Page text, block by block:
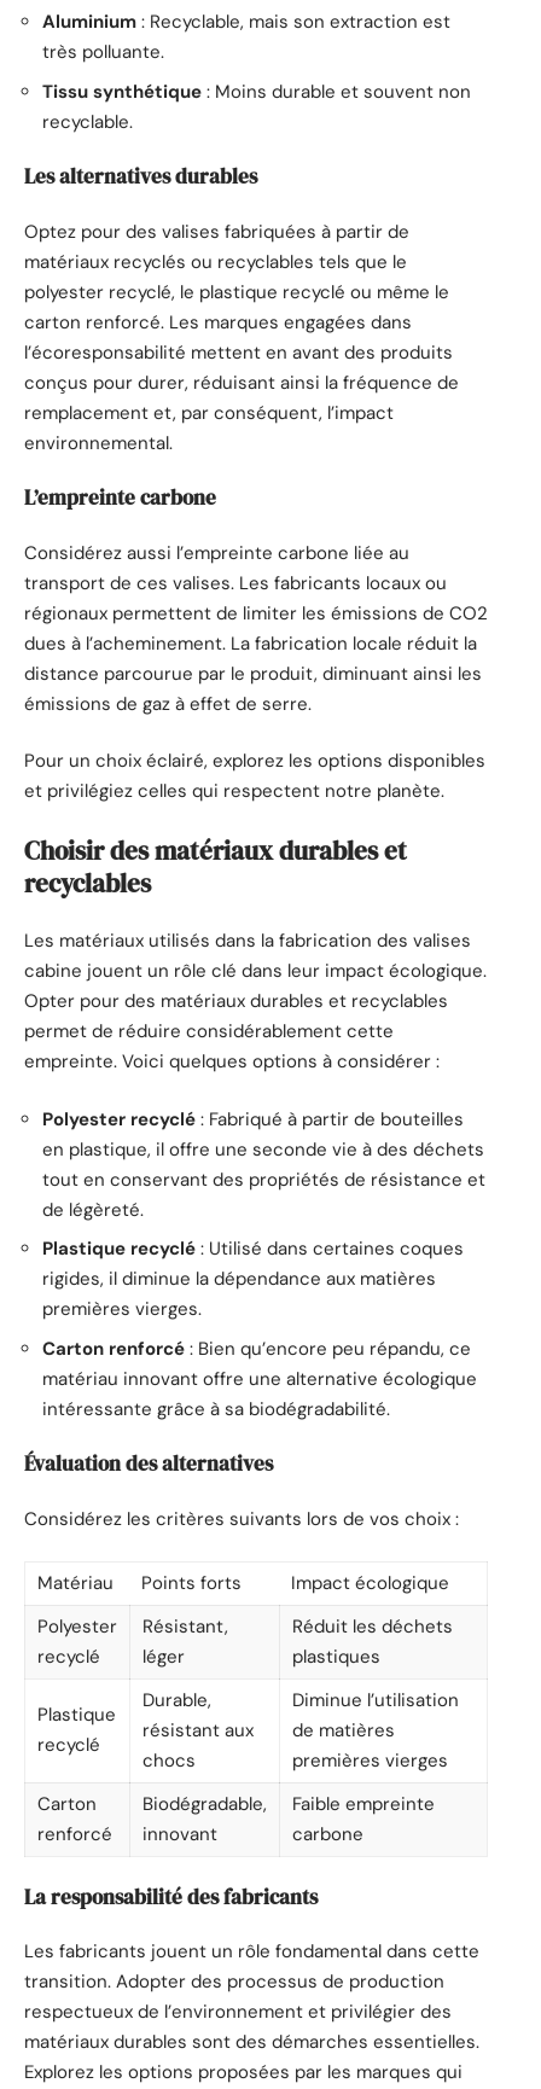
Aluminium : Recyclable, mais son extraction est
très polluante.
Tissu synthétique : Moins durable et souvent non
recyclable.
Les alternatives durables
Optez pour des valises fabriquées à partir de
matériaux recyclés ou recyclables tels que le
polyester recyclé, le plastique recyclé ou même le
carton renforcé. Les marques engagées dans
l’écoresponsabilité mettent en avant des produits
conçus pour durer, réduisant ainsi la fréquence de
remplacement et, par conséquent, l’impact
environnemental.
L’empreinte carbone
Considérez aussi l’empreinte carbone liée au
transport de ces valises. Les fabricants locaux ou
régionaux permettent de limiter les émissions de CO2
dues à l’acheminement. La fabrication locale réduit la
distance parcourue par le produit, diminuant ainsi les
émissions de gaz à effet de serre.
Pour un choix éclairé, explorez les options disponibles
et privilégiez celles qui respectent notre planète.
Choisir des matériaux durables et
recyclables
Les matériaux utilisés dans la fabrication des valises
cabine jouent un rôle clé dans leur impact écologique.
Opter pour des matériaux durables et recyclables
permet de réduire considérablement cette
empreinte. Voici quelques options à considérer :
Polyester recyclé : Fabriqué à partir de bouteilles
en plastique, il offre une seconde vie à des déchets
tout en conservant des propriétés de résistance et
de légèreté.
Plastique recyclé : Utilisé dans certaines coques
rigides, il diminue la dépendance aux matières
premières vierges.
Carton renforcé : Bien qu’encore peu répandu, ce
matériau innovant offre une alternative écologique
intéressante grâce à sa biodégradabilité.
Évaluation des alternatives
Considérez les critères suivants lors de vos choix :
Matériau Points forts
Impact écologique
Polyester
recyclé
Résistant,
léger
Réduit les déchets
plastiques
Plastique
recyclé
Durable,
résistant aux
chocs
Diminue l’utilisation
de matières
premières vierges
Carton
renforcé
Biodégradable,
innovant
Faible empreinte
carbone
La responsabilité des fabricants
Les fabricants jouent un rôle fondamental dans cette
transition. Adopter des processus de production
respectueux de l’environnement et privilégier des
matériaux durables sont des démarches essentielles.
Explorez les options proposées par les marques qui